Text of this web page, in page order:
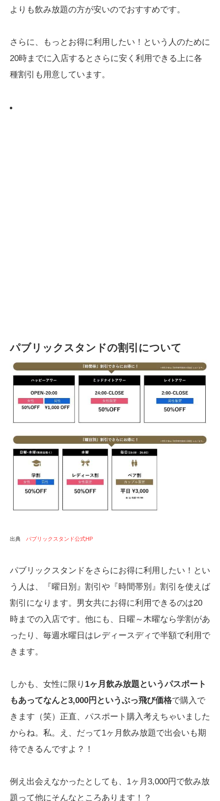
よりも飲み放題の方が安いのでおすすめです。
さらに、もっとお得に利用したい！という人のために
20時までに入店するとさらに安く利用できる上に各
種割引も用意しています。
パブリックスタンドの割引について
出典 パブリックスタンド公式HP
パブリックスタンドをさらにお得に利用したい！とい
う人は、『曜日別』割引や『時間帯別』割引を使えば
割引になります。男女共にお得に利用できるのは20
時までの入店です。他にも、日曜～木曜なら学割があ
ったり、毎週水曜日はレディースディで半額で利用で
きます。
しかも、女性に限り 1ヶ月飲み放題というパスポート
もあってなんと3,000円というぶっ飛び価格で購入で
きます（笑）正直、パスポート購入考えちゃいました
からね。私。え、だって1ヶ月飲み放題で出会いも期
待できるんですよ？！
例え出会えなかったとしても、1ヶ月3,000円で飲み放
題って他にそんなところあります！？